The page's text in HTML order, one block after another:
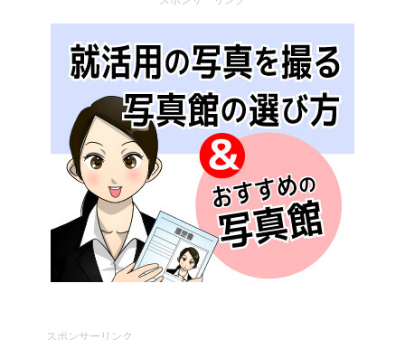
スポンサーリンク